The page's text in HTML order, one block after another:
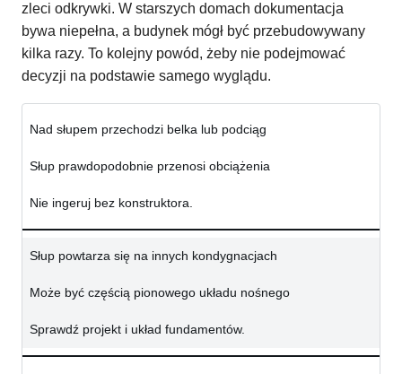
zleci odkrywki. W starszych domach dokumentacja
bywa niepełna, a budynek mógł być przebudowywany
kilka razy. To kolejny powód, żeby nie podejmować
decyzji na podstawie samego wyglądu.
Nad słupem przechodzi belka lub podciąg
Słup prawdopodobnie przenosi obciążenia
Nie ingeruj bez konstruktora.
Słup powtarza się na innych kondygnacjach
Może być częścią pionowego układu nośnego
Sprawdź projekt i układ fundamentów.